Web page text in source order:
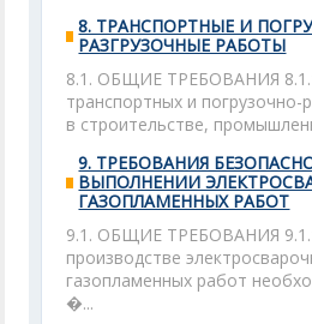
8. ТРАНСПОРТНЫЕ И
РАЗГРУЗОЧНЫЕ РАБОТЫ
8.1. ОБЩИЕ ТРЕБОВАНИЯ
транспортных и погрузочно-
в строительстве,
9. ТРЕБОВАНИЯ
ВЫПОЛНЕНИИ
ГАЗОПЛАМЕННЫХ РАБОТ
9.1. ОБЩИЕ ТРЕБОВАНИЯ
производстве
газопламенных работ
�...